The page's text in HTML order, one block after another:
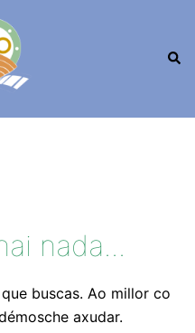
nada...
buscas. Ao millor co
axudar.